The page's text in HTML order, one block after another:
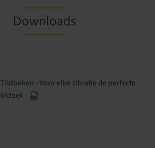
Downloads
Tildoeken - Voor elke situatie de perfecte
tildoek